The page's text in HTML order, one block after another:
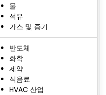
물
석유
가스 및 증기
반도체
화학
제약
식음료
HVAC 산업